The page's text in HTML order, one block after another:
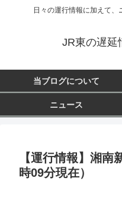
日々の運行情報に加えて
JR東の遅延
当ブログについて
ニュース
【運行情報】湘南
時09分現在）